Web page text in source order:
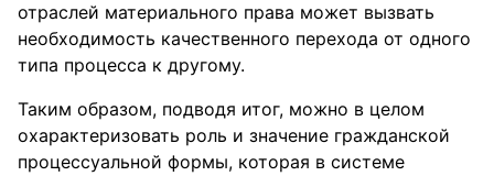
отраслей материального права может вызвать
необходимость качественного перехода от одного
типа процесса к другому.
Таким образом, подводя итог, можно в целом
охарактеризовать роль и значение гражданской
процессуальной формы, которая в системе